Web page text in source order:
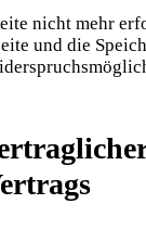
nicht mehr
und die